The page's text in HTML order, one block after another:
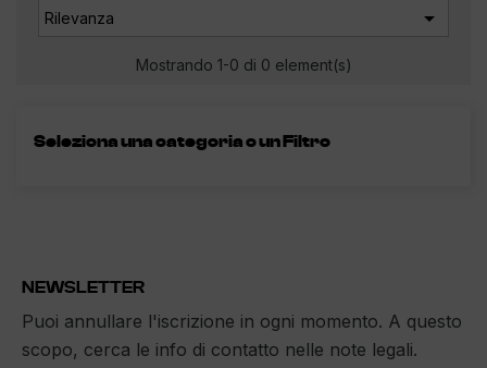
Rilevanza 
Mostrando 1-0 di 0 element(s)
Seleziona una categoria o un Filtro
NEWSLETTER
Puoi annullare l'iscrizione in ogni momento. A questo
scopo, cerca le info di contatto nelle note legali.